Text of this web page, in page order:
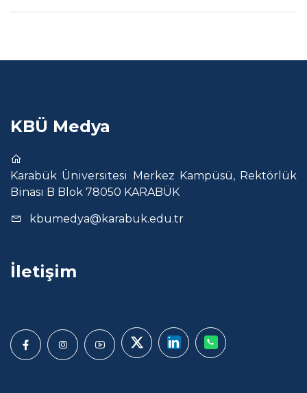
KBÜ Medya
Karabük Üniversitesi Merkez Kampüsü, Rektörlük
Binası B Blok 78050 KARABÜK
kbumedya@karabuk.edu.tr
İletişim